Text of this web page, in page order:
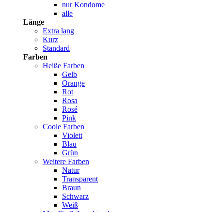
nur Kondome
alle
Länge
Extra lang
Kurz
Standard
Farben
Heiße Farben
Gelb
Orange
Rot
Rosa
Rosé
Pink
Coole Farben
Violett
Blau
Grün
Weitere Farben
Natur
Transparent
Braun
Schwarz
Weiß